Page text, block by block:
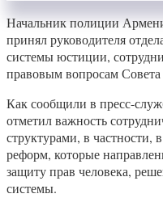
Начальник полиции
принял руководителя
системы юстиции,
правовым вопросам
Как сообщили в пресс-
отметил важность
структурами, в
реформ, которые
защиту прав человека,
системы.